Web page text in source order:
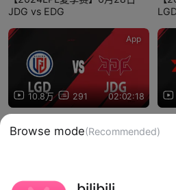
JDG vs EDG
10.8万 291 02:02:18
App
LGD vs JDG
Browse mode(Recommended)